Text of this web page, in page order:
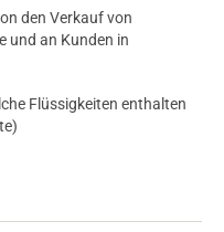
den Verkauf von
und an Kunden in
Flüssigkeiten enthalten